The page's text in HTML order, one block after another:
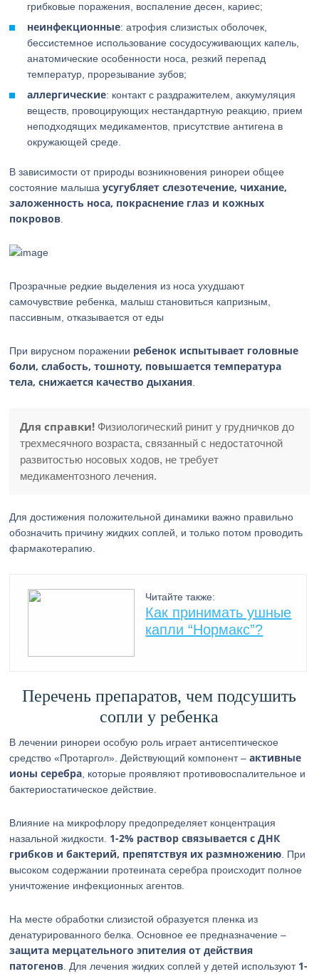
грибковые поражения, воспаление десен, кариес;
неинфекционные: атрофия слизистых оболочек,
бессистемное использование сосудосуживающих капель,
анатомические особенности носа, резкий перепад
температур, прорезывание зубов;
аллергические: контакт с раздражителем, аккумуляция
веществ, провоцирующих нестандартную реакцию, прием
неподходящих медикаментов, присутствие антигена в
окружающей среде.
В зависимости от природы возникновения ринореи общее
состояние малышаусугубляет слезотечение, чихание,
заложенность носа, покраснение глаз и кожных
покровов
Прозрачные редкие выделения из носа ухудшают
самочувствие ребенка, малыш становиться капризным,
пассивным, отказывается от еды
При вирусном поражении ребенок испытывает головные
боли, слабость, тошноту, повышается температура
тела, снижается качество дыхания
Для справки! Физиологический ринит у грудничков до
трехмесячного возраста, связанный с недостаточной
развитостью носовых ходов, не требует
медикаментозного лечения.
Для достижения положительной динамики важно правильно
обозначить причину жидких соплей, и только потом проводить
фармакотерапию.
Читайте также:
Как принимать ушные
капли “Нормакс”?
Перечень препаратов, чем подсушить
сопли у ребенка
В лечении ринореи особую роль играет антисептическое
средство «Протаргол». Действующий компонент –активные
ионы серебра , которые проявляют противовоспалительное и
бактериостатическое действие.
Влияние на микрофлору предопределяет концентрация
назальной жидкости. 1-2% раствор связывается с ДНК
грибков и бактерий, препятствуя их размножению . При
высоком содержании протеината серебра происходит полное
уничтожение инфекционных агентов.
На месте обработки слизистой образуется пленка из
денатурированного белка. Основное ее предназначение –
защита мерцательного эпителия от действия
патогенов . Для лечения жидких соплей у детей используют 1-